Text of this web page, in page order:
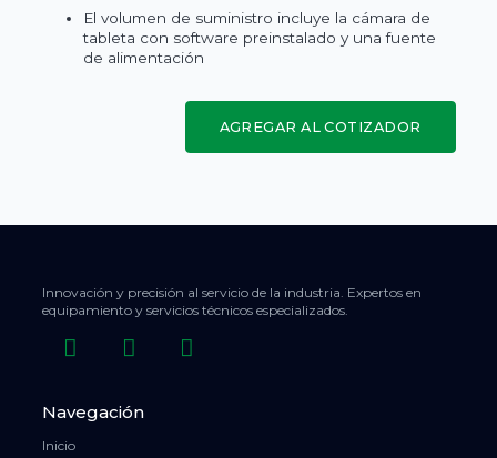
El volumen de suministro incluye la cámara de
tableta con software preinstalado y una fuente
de alimentación
AGREGAR AL COTIZADOR
Innovación y precisión al servicio de la industria. Expertos en
equipamiento y servicios técnicos especializados.
Navegación
Inicio